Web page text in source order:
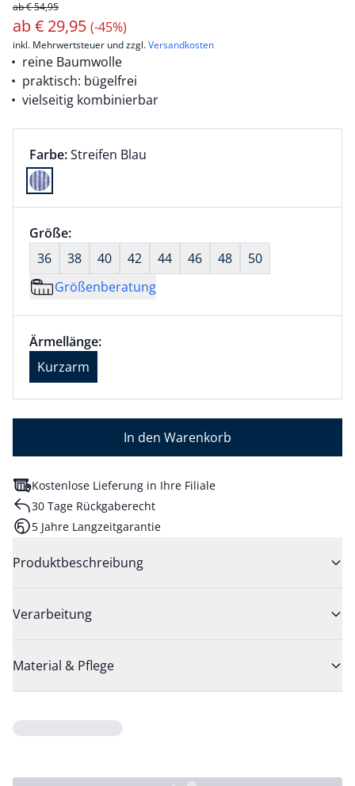
ab € 54,95
ab€ 29,95 (-45%)
inkl. Mehrwertsteuer und zzgl.Versandkosten
reine Baumwolle
praktisch: bügelfrei
vielseitig kombinierbar
Farbauswahl:
Farbe:aktuell ausgewählt:
Streifen Blau
Farbe Streifen Blau ausgewählt
Größenauswahl:
Größe:nichts ausgewählt
36
38 40 42 44 46 48
50
Größenberatung
Größenauswahl:
Ärmellänge:
Ärmellänge Kurzarm ausgewählt
Kurzarm
In den Warenkorb
Kostenlose Lieferung in Ihre Filiale
30 Tage Rückgaberecht
5 Jahre Langzeitgarantie
Produktbeschreibung
Verarbeitung
Material & Pflege